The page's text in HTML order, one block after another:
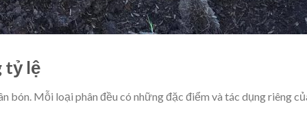
tỷ lệ
bón. Mỗi loại phân đều có những đặc điểm và tác dụng riêng